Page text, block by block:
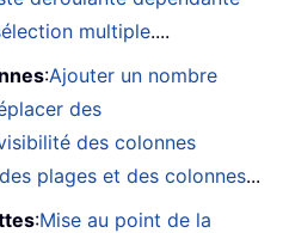
multiple....
:Ajouter un nombre
des
des colonnes
plages et des colonnes...
:Mise au point de la